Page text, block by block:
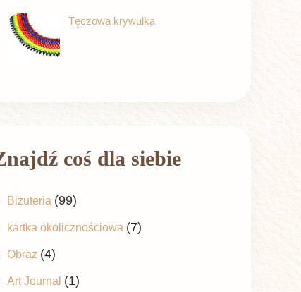
Tęczowa krywulka
coś dla siebie
Biżuteria (99)
kartka okolicznościowa (7)
Obraz (4)
Art Journal (1)